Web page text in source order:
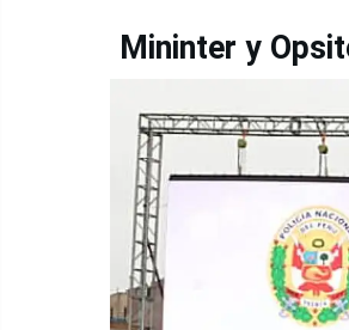
Mininter y